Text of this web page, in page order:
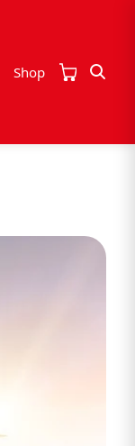
Shop